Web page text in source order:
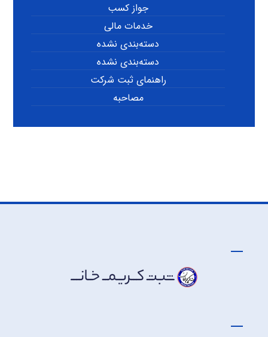
جواز کسب
خدمات مالی
دسته‌بندی نشده
دسته‌بندی نشده
راهنمای ثبت شرکت
مصاحبه